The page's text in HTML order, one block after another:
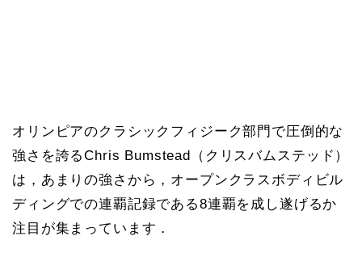
オリンピアのクラシックフィジーク部門で圧倒的な
強さを誇るChris Bumstead（クリスバムステッド）
は，あまりの強さから，オープンクラスボディビル
ディングでの連覇記録である8連覇を成し遂げるか
注目が集まっています．